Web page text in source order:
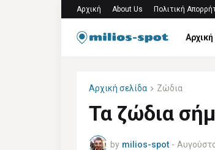
Αρχική About Us Πολιτική
Αρχική
Αρχική σελίδα Ζώδια
Τα ζώδια
by milios-spot -